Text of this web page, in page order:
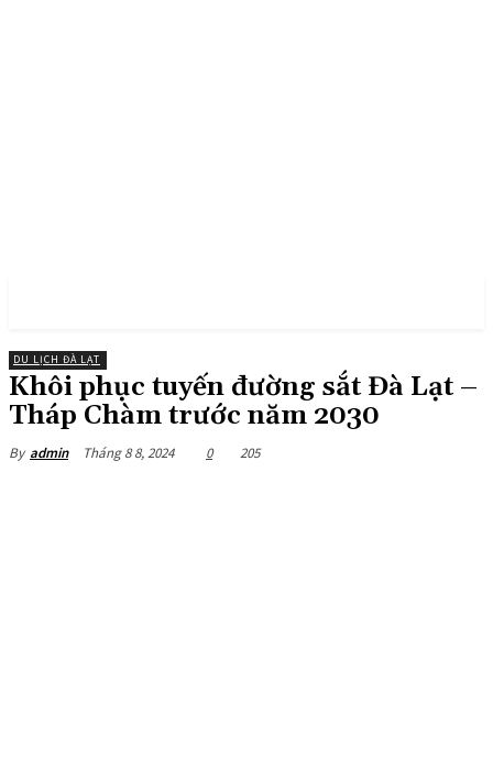
DU LỊCH ĐÀ LẠT
Khôi phục tuyến đường sắt Đà Lạt –
Tháp Chàm trước năm 2030
By admin Tháng 8 8, 2024 0 205